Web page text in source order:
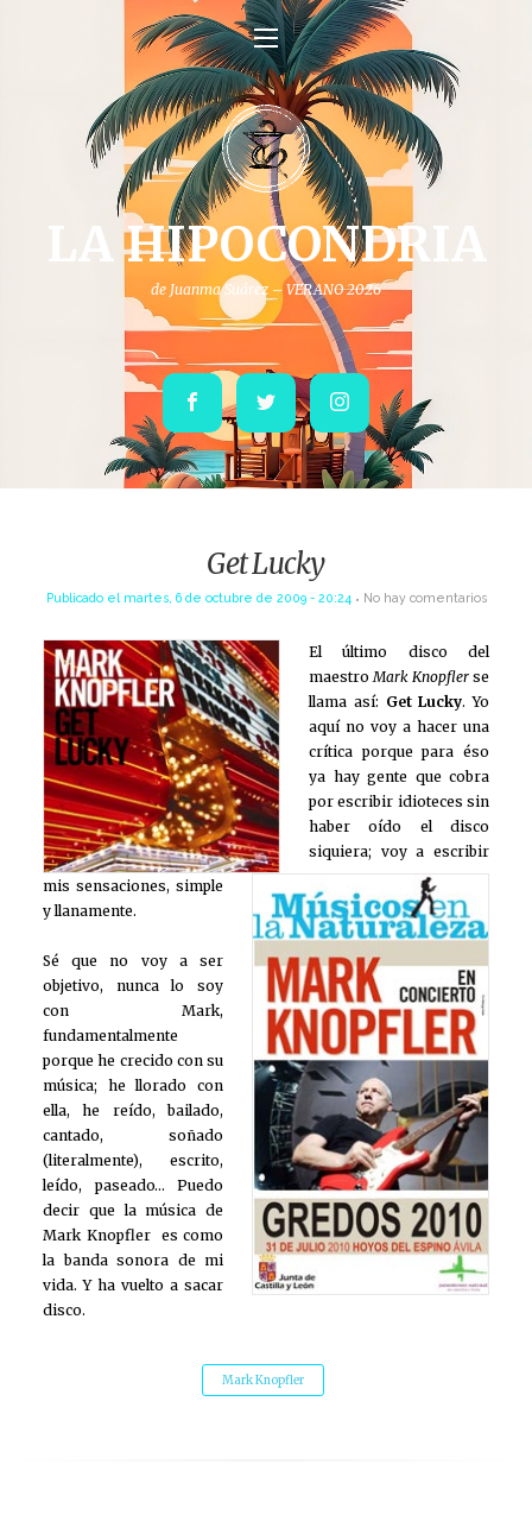
LA HIPOCONDRIA
de Juanma Suárez – VERANO 2026
Facebook Twitter Instagram
Get Lucky
Publicado el martes, 6 de octubre de 2009 - 20:24 No hay comentarios
El último disco del
maestro Mark Knopfler se
llama así: Get Lucky. Yo
aquí no voy a hacer una
crítica porque para éso
ya hay gente que cobra
por escribir idioteces sin
haber oído el disco
siquiera; voy a escribir
mis sensaciones, simple
y llanamente.
Sé que no voy a ser
objetivo, nunca lo soy
con Mark,
fundamentalmente
porque he crecido con su
música; he llorado con
ella, he reído, bailado,
cantado, soñado
(literalmente), escrito,
leído, paseado… Puedo
decir que la música de
Mark Knopfler es como
la banda sonora de mi
vida. Y ha vuelto a sacar
disco.
Mark Knopfler